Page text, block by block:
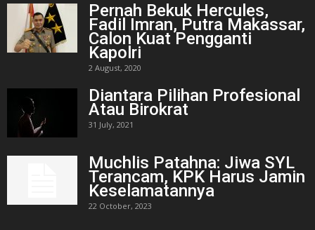
Pernah Bekuk Hercules,
Fadil Imran, Putra Makassar,
Calon Kuat Pengganti
Kapolri
2 August, 2020
Diantara Pilihan Profesional
Atau Birokrat
31 July, 2021
Muchlis Patahna: Jiwa SYL
Terancam, KPK Harus Jamin
Keselamatannya
22 October, 2023